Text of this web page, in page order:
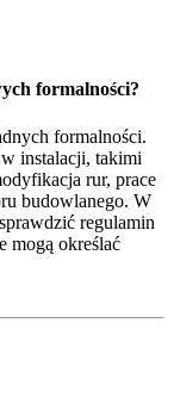
formalności?
formalności.
instalacji, takimi
rur, prace
budowlanego. W
regulamin
mogą określać